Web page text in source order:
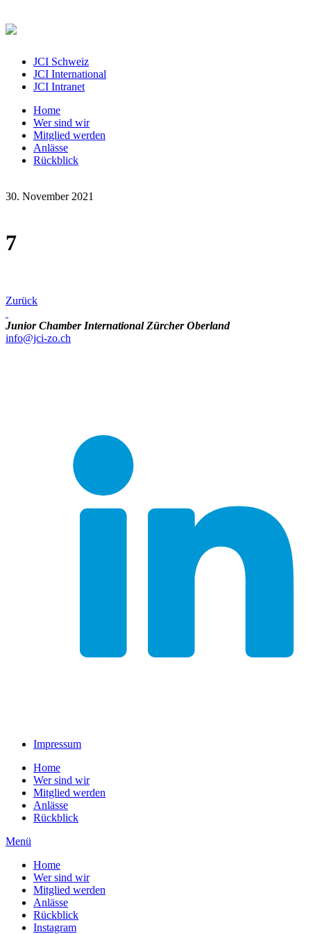
JCI Schweiz
JCI International
JCI Intranet
Home
Wer sind wir
Mitglied werden
Anlässe
Rückblick
30. November 2021
7
Zurück
Junior Chamber International Zürcher Oberland
info@jci-zo.ch
Impressum
Home
Wer sind wir
Mitglied werden
Anlässe
Rückblick
Menü
Home
Wer sind wir
Mitglied werden
Anlässe
Rückblick
Instagram